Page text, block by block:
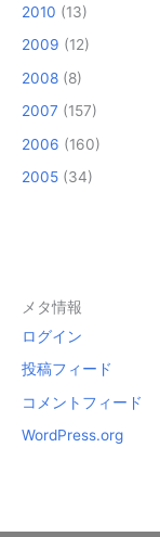
2010 (13)
2009 (12)
2008 (8)
2007 (157)
2006 (160)
2005 (34)
メタ情報
ログイン
投稿フィード
コメントフィード
WordPress.org